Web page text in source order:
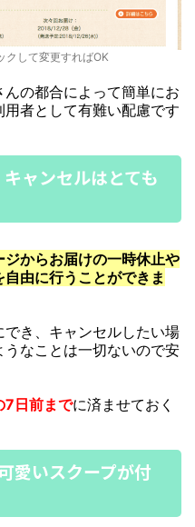
クして変更すればOK
の都合によって簡単にお
者として有難い配慮です
ャンセルはとても
からお届けの一時休止や
由に行うことができま
き、キャンセルしたい場
なことは一切ないので安
7日前までに済ませておく
愛いスクープが付